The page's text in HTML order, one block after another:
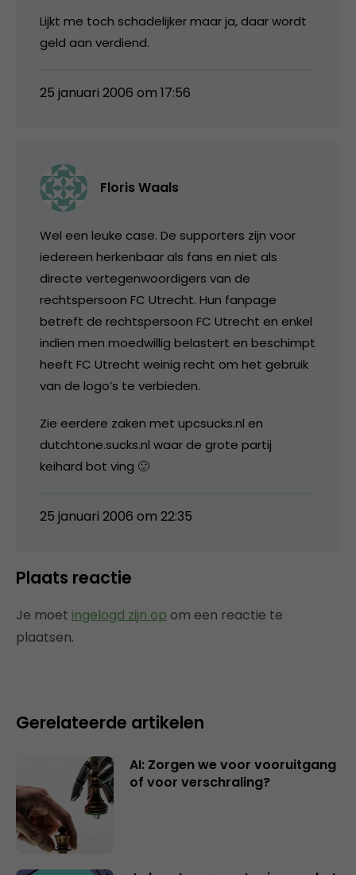
Lijkt me toch schadelijker maar ja, daar wordt
geld aan verdiend.
25 januari 2006 om 17:56
Floris Waals
Wel een leuke case. De supporters zijn voor
iedereen herkenbaar als fans en niet als
directe vertegenwoordigers van de
rechtspersoon FC Utrecht. Hun fanpage
betreft de rechtspersoon FC Utrecht en enkel
indien men moedwillig belastert en beschimpt
heeft FC Utrecht weinig recht om het gebruik
van de logo’s te verbieden.
Zie eerdere zaken met upcsucks.nl en
dutchtone.sucks.nl waar de grote partij
keihard bot ving 🙂
25 januari 2006 om 22:35
Plaats reactie
Je moet ingelogd zijn op om een reactie te
plaatsen.
Gerelateerde artikelen
AI: Zorgen we voor vooruitgang
of voor verschraling?